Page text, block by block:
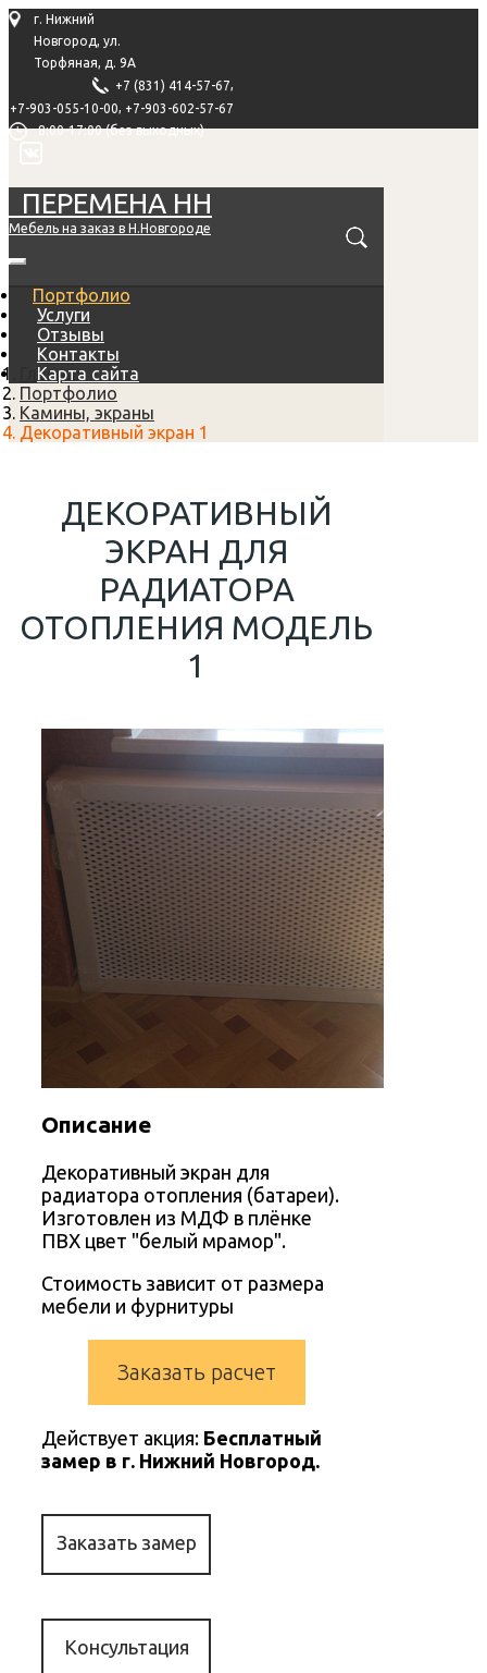
г. Нижний
Новгород, ул.
Торфяная, д. 9А
+7 (831) 414-57-67,
+7-903-055-10-00, +7-903-602-57-67
8:00-17:00 (без выходных)
ПЕРЕМЕНА НН
Мебель на заказ в Н.Новгороде
Портфолио
Услуги
Отзывы
Контакты
Карта сайта
Главная
Портфолио
Камины, экраны
Декоративный экран 1
ДЕКОРАТИВНЫЙ
ЭКРАН ДЛЯ
РАДИАТОРА
ОТОПЛЕНИЯ МОДЕЛЬ
1
Описание
Декоративный экран для
радиатора отопления (батареи).
Изготовлен из МДФ в плёнке
ПВХ цвет "белый мрамор".
Стоимость зависит от размера
мебели и фурнитуры
Заказать расчет
Действует акция: Бесплатный
замер в г. Нижний Новгород.
Заказать замер
Консультация